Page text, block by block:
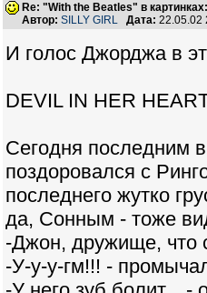
Re: "With the Beatles" в
Автор: SILLY GIRL Дата:
И голос Джорджа в
DEVIL IN HER
Сегодня последним
поздоровался с
последнего жутко
да, Сонным - тоже
-Джон, дружище, что
-У-у-у-гм!!! -